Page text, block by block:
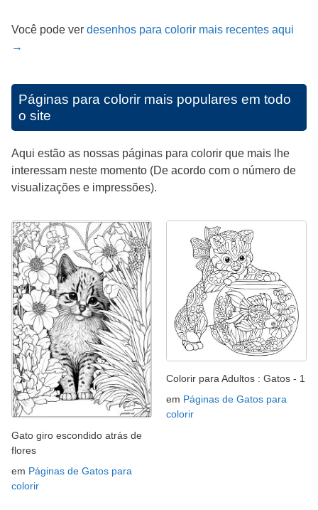
Você pode ver desenhos para colorir mais recentes aqui
→
Páginas para colorir mais populares em todo
o site
Aqui estão as nossas páginas para colorir que mais lhe
interessam neste momento (De acordo com o número de
visualizações e impressões).
Gato giro escondido atrás de
flores
em Páginas de Gatos para
colorir
Colorir para Adultos : Gatos - 1
em Páginas de Gatos para
colorir